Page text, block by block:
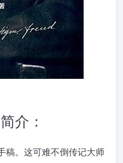
介：
稿。这可难不倒传记大师